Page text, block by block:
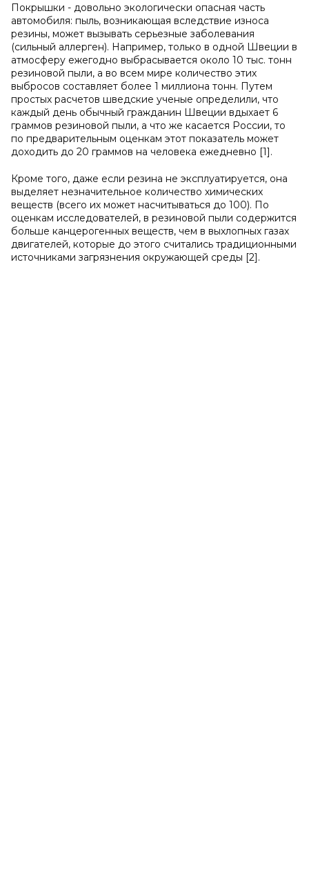
Покрышки - довольно экологически опасная часть
автомобиля: пыль, возникающая вследствие износа
резины, может вызывать серьезные заболевания
(сильный аллерген). Например, только в одной Швеции в
атмосферу ежегодно выбрасывается около 10 тыс. тонн
резиновой пыли, а во всем мире количество этих
выбросов составляет более 1 миллиона тонн. Путем
простых расчетов шведские ученые определили, что
каждый день обычный гражданин Швеции вдыхает 6
граммов резиновой пыли, а что же касается России, то
по предварительным оценкам этот показатель может
доходить до 20 граммов на человека ежедневно [1].
Кроме того, даже если резина не эксплуатируется, она
выделяет незначительное количество химических
веществ (всего их может насчитываться до 100). По
оценкам исследователей, в резиновой пыли содержится
больше канцерогенных веществ, чем в выхлопных газах
двигателей, которые до этого считались традиционными
источниками загрязнения окружающей среды [2].